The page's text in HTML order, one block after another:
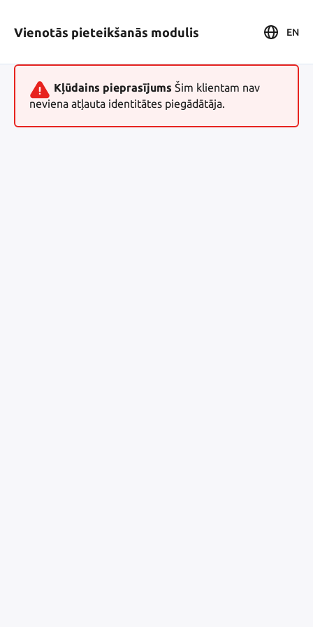
Vienotās pieteikšanās modulis EN
Kļūdains pieprasījums Šim klientam nav
neviena atļauta identitātes piegādātāja.